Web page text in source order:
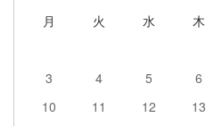
数
月 火 水 木
3
4 5 6
10
11 12 13